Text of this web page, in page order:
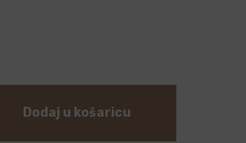
Dodaj u košaricu